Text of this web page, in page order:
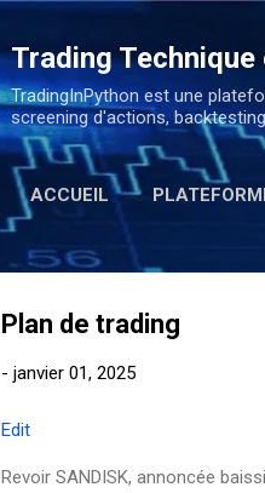
Trading
TradingInPython est une
screening d'actions,
ACCUEIL
Plan de trading
- janvier 01, 2025
Edit
Revoir SANDISK, annoncée